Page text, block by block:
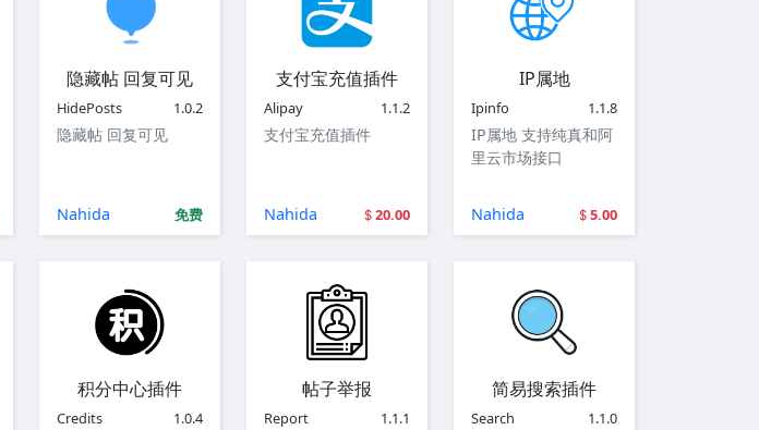
隐藏帖 回复可见
HidePosts 1.0.2
隐藏帖 回复可见
Nahida 免费
支付宝充值插件
Alipay 1.1.2
支付宝充值插件
Nahida 20.00
IP属地
Ipinfo 1.1.8
IP属地 支持纯真和阿
里云市场接口
Nahida 5.00
积分中心插件
Credits 1.0.4
帖子举报
Report 1.1.1
简易搜索插件
Search 1.1.0